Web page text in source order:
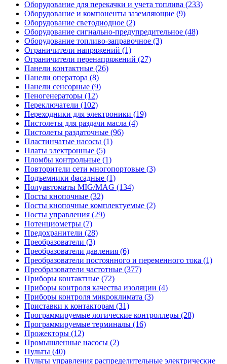
Оборудование для перекачки и учета топлива (233)
Оборудование и компоненты заземляющие (9)
Оборудование светодиодное (2)
Оборудование сигнально-предупредительное (48)
Оборудование топливо-заправочное (3)
Ограничители напряжений (1)
Ограничители перенапряжений (27)
Панели контактные (26)
Панели оператора (8)
Панели сенсорные (9)
Пеногенераторы (12)
Переключатели (102)
Переходники для электроники (19)
Пистолеты для раздачи масла (4)
Пистолеты раздаточные (96)
Пластинчатые насосы (1)
Платы электронные (5)
Пломбы контрольные (1)
Повторители сети многопортовые (3)
Подъемники фасадные (1)
Полуавтоматы MIG/MAG (134)
Посты кнопочные (32)
Посты кнопочные комплектуемые (2)
Посты управления (29)
Потенциометры (7)
Предохранители (28)
Преобразователи (3)
Преобразователи давления (6)
Преобразователи постоянного и переменного тока (1)
Преобразователи частотные (377)
Приборы контактные (72)
Приборы контроля качества изоляции (4)
Приборы контроля микроклимата (3)
Приставки к контакторам (31)
Программируемые логические контроллеры (28)
Программируемые терминалы (16)
Прожекторы (12)
Промышленные насосы (2)
Пульты (40)
Пульты управления распределительные электрические